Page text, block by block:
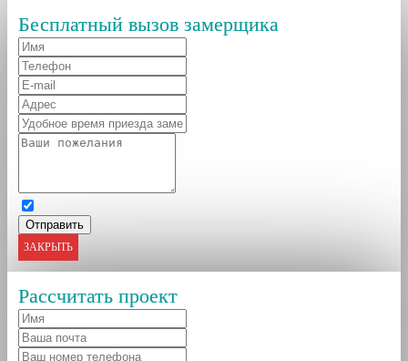
Бесплатный вызов замерщика
ЗАКРЫТЬ
Рассчитать проект